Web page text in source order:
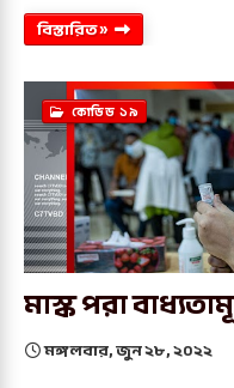
বিস্তারিত »
কোভিড ১৯
মাস্ক পরা
মঙ্গলবার, জুন ২৮, ২০২২